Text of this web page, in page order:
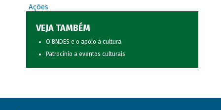
Ações
VEJA TAMBÉM
O BNDES e o apoio à cultura
Patrocínio a eventos culturais